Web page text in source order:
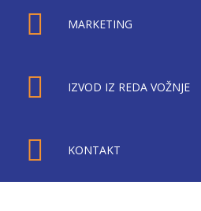
MARKETING
IZVOD IZ REDA VOŽNJE
KONTAKT